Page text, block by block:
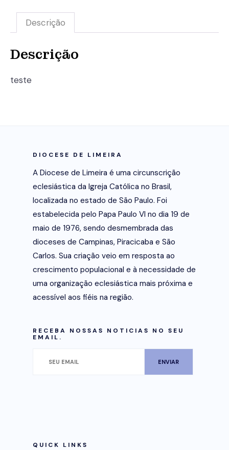
Descrição
Descrição
teste
DIOCESE DE LIMEIRA
A Diocese de Limeira é uma circunscrição
eclesiástica da Igreja Católica no Brasil,
localizada no estado de São Paulo. Foi
estabelecida pelo Papa Paulo VI no dia 19 de
maio de 1976, sendo desmembrada das
dioceses de Campinas, Piracicaba e São
Carlos. Sua criação veio em resposta ao
crescimento populacional e à necessidade de
uma organização eclesiástica mais próxima e
acessível aos fiéis na região.
RECEBA NOSSAS NOTICIAS NO SEU
EMAIL.
QUICK LINKS